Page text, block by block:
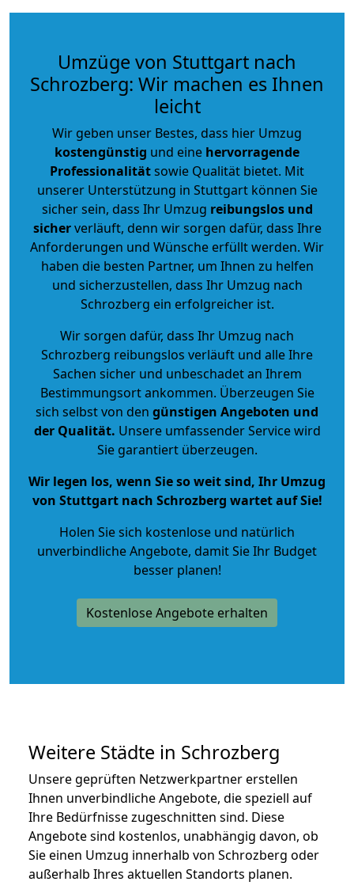
Umzüge von Stuttgart nach
Schrozberg: Wir machen es Ihnen
leicht
Wir geben unser Bestes, dass hier Umzug
kostengünstig und eine hervorragende
Professionalitätsowie Qualität bietet. Mit
unserer Unterstützung in Stuttgart können Sie
sicher sein, dass Ihr Umzug reibungslos und
sicherverläuft, denn wir sorgen dafür, dass Ihre
Anforderungen und Wünsche erfüllt werden. Wir
haben die besten Partner, um Ihnen zu helfen
und sicherzustellen, dass Ihr Umzug nach
Schrozberg ein erfolgreicher ist.
Wir sorgen dafür, dass Ihr Umzug nach
Schrozberg reibungslos verläuft und alle Ihre
Sachen sicher und unbeschadet an Ihrem
Bestimmungsort ankommen. Überzeugen Sie
sich selbst von den günstigen Angeboten und
der Qualität. Unsere umfassender Service wird
Sie garantiert überzeugen.
Wir legen los, wenn Sie so weit sind, Ihr Umzug
von Stuttgart nach Schrozberg wartet auf Sie!
Holen Sie sich kostenlose und natürlich
unverbindliche Angebote, damit Sie Ihr Budget
besser planen!
Kostenlose Angebote erhalten
Weitere Städte in Schrozberg
Unsere geprüften Netzwerkpartner erstellen
Ihnen unverbindliche Angebote, die speziell auf
Ihre Bedürfnisse zugeschnitten sind. Diese
Angebote sind kostenlos, unabhängig davon, ob
Sie einen Umzug innerhalb von Schrozberg oder
außerhalb Ihres aktuellen Standorts planen.